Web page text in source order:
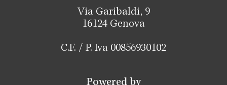
Via Garibaldi, 9
16124 Genova
C.F. / P. Iva 00856930102